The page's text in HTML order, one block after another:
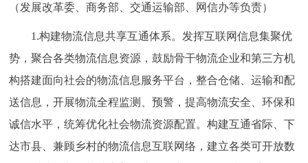
（发展改革委、商务部、交通运输部、网信办等负责）
1.构建物流信息共享互通体系。发挥互联网信息集聚优
势，聚合各类物流信息资源，鼓励骨干物流企业和第三方机
构搭建面向社会的物流信息服务平台，整合仓储、运输和配
送信息，开展物流全程监测、预警，提高物流安全、环保和
诚信水平，统筹优化社会物流资源配置。构建互通省际、下
达市县、兼顾乡村的物流信息互联网络，建立各类可开放数